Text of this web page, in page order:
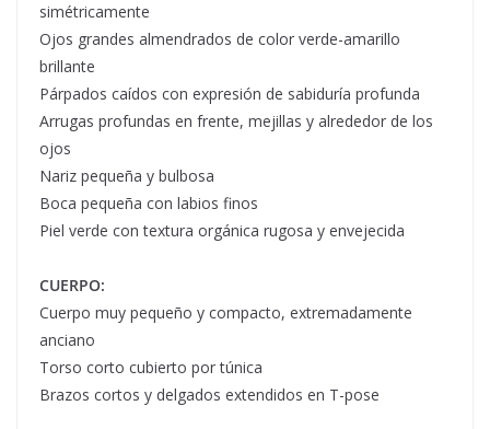
simétricamente
Ojos grandes almendrados de color verde-amarillo
brillante
Párpados caídos con expresión de sabiduría profunda
Arrugas profundas en frente, mejillas y alrededor de los
ojos
Nariz pequeña y bulbosa
Boca pequeña con labios finos
Piel verde con textura orgánica rugosa y envejecida
CUERPO:
Cuerpo muy pequeño y compacto, extremadamente
anciano
Torso corto cubierto por túnica
Brazos cortos y delgados extendidos en T-pose